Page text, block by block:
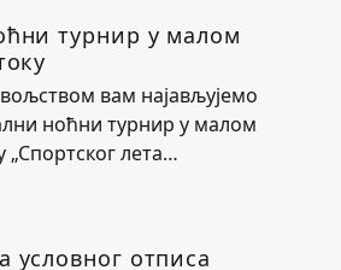
турнир у малом
вам најављујемо
ноћни турнир у малом
„Спортског лета…
условног отписа